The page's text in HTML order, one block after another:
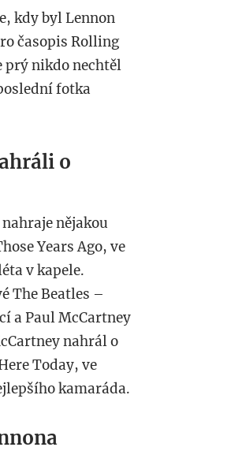
kdy byl Lennon
časopis Rolling
prý nikdo nechtěl
fotka
o
nějakou
Years Ago, ve
v kapele.
The Beatles –
a Paul McCartney
nahrál o
Today, ve
kamaráda.